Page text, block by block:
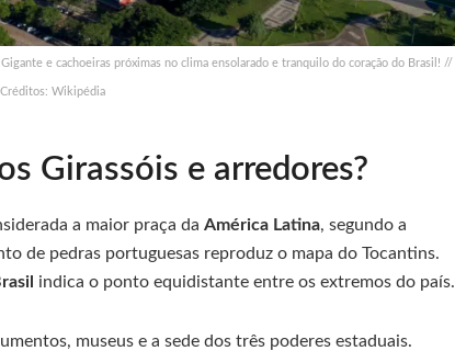
e cachoeiras próximas no clima ensolarado e tranquilo do coração do Brasil! //
Créditos: Wikipédia
Girassóis e arredores?
a maior praça da América Latina, segundo a
de pedras portuguesas reproduz o mapa do Tocantins.
indica o ponto equidistante entre os extremos do país.
museus e a sede dos três poderes estaduais.